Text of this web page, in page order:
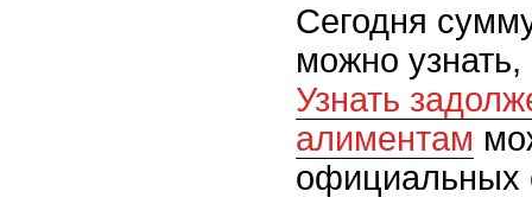
Сегодня
можно
Узнать
алиментам
официальных